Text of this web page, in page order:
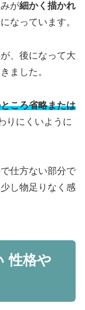
が細かく描かれ
なっています。
、後になって大
ました。
ころ省略または
りにくいように
仕方ない部分で
し物足りなく感
性格や